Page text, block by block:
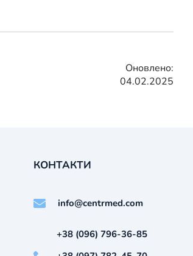
Оновлено:
04.02.2025
КОНТАКТИ
info@centrmed.com
+38 (096) 796-36-85